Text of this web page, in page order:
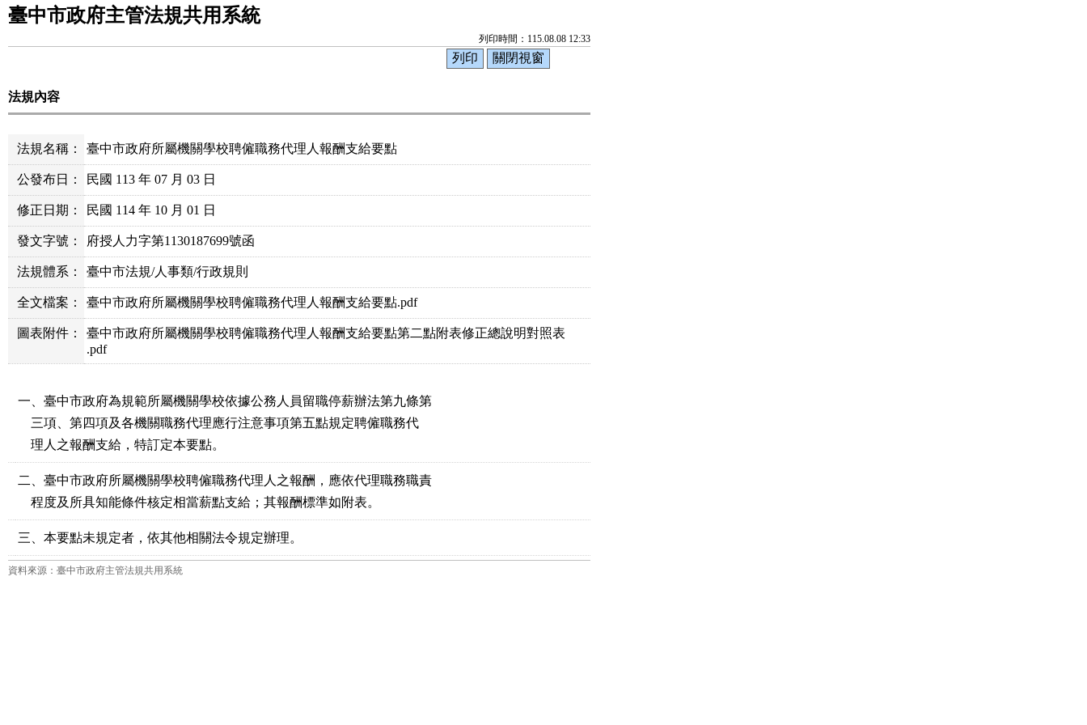
臺中市政府主管法規共用系統
列印時間：115.08.08 12:33
法規內容
法規名稱： 臺中市政府所屬機關學校聘僱職務代理人報酬支給要點
公發布日： 民國 113 年 07 月 03 日
修正日期： 民國 114 年 10 月 01 日
發文字號： 府授人力字第1130187699號函
法規體系： 臺中市法規/人事類/行政規則
全文檔案： 臺中市政府所屬機關學校聘僱職務代理人報酬支給要點.pdf
圖表附件：
臺中市政府所屬機關學校聘僱職務代理人報酬支給要點第二點附表修正總說明對照表
.pdf
一、臺中市政府為規範所屬機關學校依據公務人員留職停薪辦法第九條第
三項、第四項及各機關職務代理應行注意事項第五點規定聘僱職務代
​​​​​​​ 理人之報酬支給，特訂定本要點。
二、臺中市政府所屬機關學校聘僱職務代理人之報酬，應依代理職務職責
​​​​​​​ 程度及所具知能條件核定相當薪點支給；其報酬標準如附表。
三、本要點未規定者，依其他相關法令規定辦理。
資料來源：臺中市政府主管法規共用系統